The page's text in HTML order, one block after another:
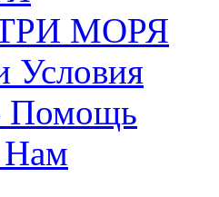
ТРИ МОРЯ
Условия
Помощь
Нам